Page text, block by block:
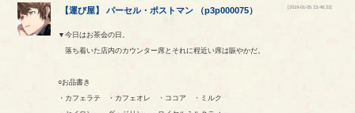
【運び屋】パーセル・ ポストマン （p3p000075） [2019-01-05 23:46:22]
▼今日はお茶会の日。
落ち着いた店内のカウンター席とそれに程近い席は賑やかだ。
○お品書き
・カフェラテ ・カフェオレ ・ココア ・ミルク